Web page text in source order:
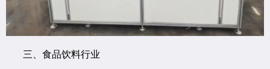
三、食品饮料行业